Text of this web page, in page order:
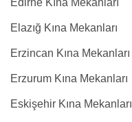
Edirne Kına Mekanları
Elazığ Kına Mekanları
Erzincan Kına Mekanları
Erzurum Kına Mekanları
Eskişehir Kına Mekanları